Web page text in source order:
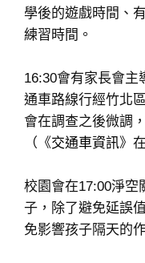
學後的遊戲時間、
練習時間。
16:30會有家長會主
通車路線行經竹北
會在調查之後微調
（《交通車資訊》
校園會在17:00淨空
子，除了避免延誤
免影響孩子隔天的